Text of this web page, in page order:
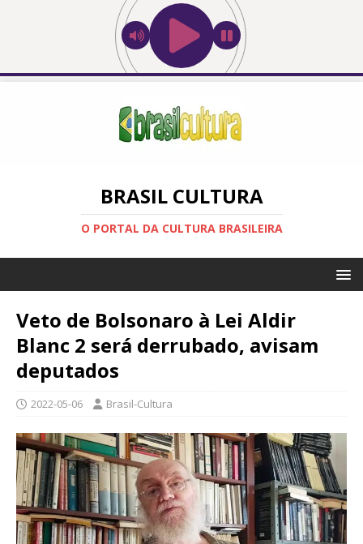
BRASIL CULTURA
O PORTAL DA CULTURA BRASILEIRA
Veto de Bolsonaro à Lei Aldir
Blanc 2 será derrubado, avisam
deputados
2022-05-06 Brasil-Cultura